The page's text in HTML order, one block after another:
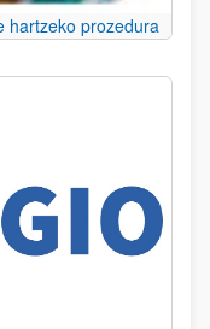
hartzeko prozedura